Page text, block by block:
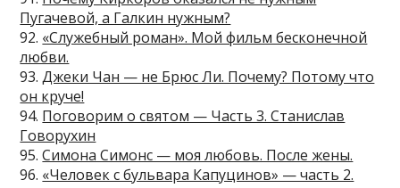
Пугачевой, а Галкин нужным?
92. «Служебный роман». Мой фильм бесконечной
любви.
93.Джеки Чан — не Брюс Ли. Почему? Потому что
он круче!
94. Поговорим о святом — Часть 3. Станислав
Говорухин
95.Симона Симонс — моя любовь. После жены.
96. «Человек c бульвара Капуцинов» — часть 2.